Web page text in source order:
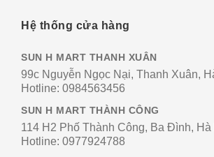
Hệ thống cửa hàng
SUN H MART THANH XUÂN
99c Nguyễn Ngọc Nại, Thanh Xuân,
Hotline: 0984563456
SUN H MART THÀNH CÔNG
114 H2 Phố Thành Công, Ba Đình, Hà
Hotline: 0977924788